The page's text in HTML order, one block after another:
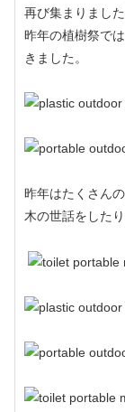
再び集まりました
昨年の植樹祭で
きました。
昨年はたくさん
木の世話をした